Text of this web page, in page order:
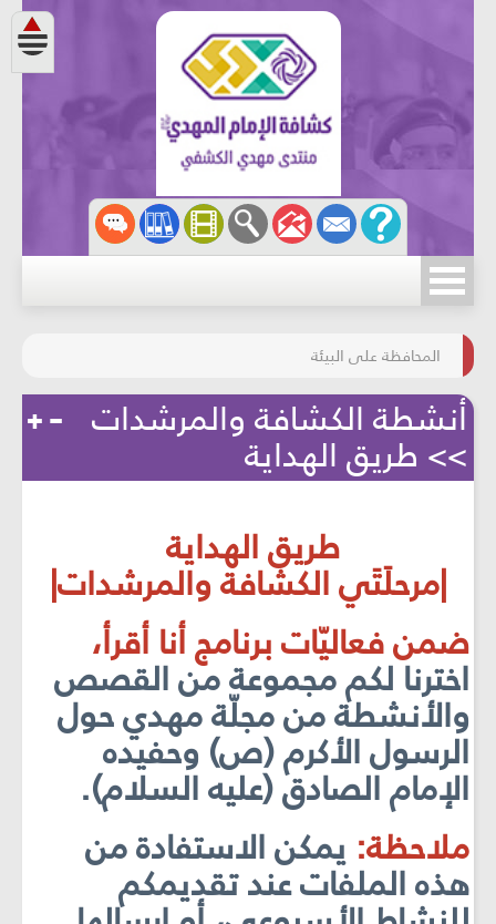
مسابقة الركب الحسينيّ
المحافظة على البيئة
أنشطة الكشافة والمرشدات
>> طريق الهداية
طريق الهداية
|مرحلَتَي الكشافة والمرشدات|
ضمن فعاليّات برنامج أنا أقرأ،
اخترنا لكم مجموعة من القصص
والأنشطة من مجلّة مهدي حول
الرسول الأكرم (ص) وحفيده
الإمام الصادق (عليه السلام).
ملاحظة: يمكن الاستفادة من
هذه الملفات عند تقديمكم